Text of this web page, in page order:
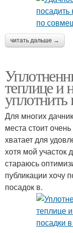
читать дальше →
теплице и
уплотнить
Для многих
места стоит
хватает для
хотя мой участок
стараюсь
публикации хочу
посадок в.